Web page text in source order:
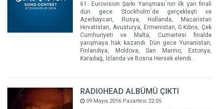
61. Eurovision Şarkı Yarışması´nın ilk yarı finali
dün gece Stockholm´de gerçekleşti ve
Azerbaycan, Rusya, Hollanda, Macaristan
Hırvatistan, Avusturya, Ermenistan, G.Kıbrıs, Çek
Cumhuriyeti ve Malta, Cumartesi finalde
yarışmaya hak kazandı. Dün gece Yunanistan,
Finlandiya, Moldova, San Marino, Estonya,
Karadağ, İzlanda ve Bosna Hersek elendi.
RADIOHEAD ALBÜMÜ ÇIKTI
09 Mayıs 2016 Pazartesi 22:05